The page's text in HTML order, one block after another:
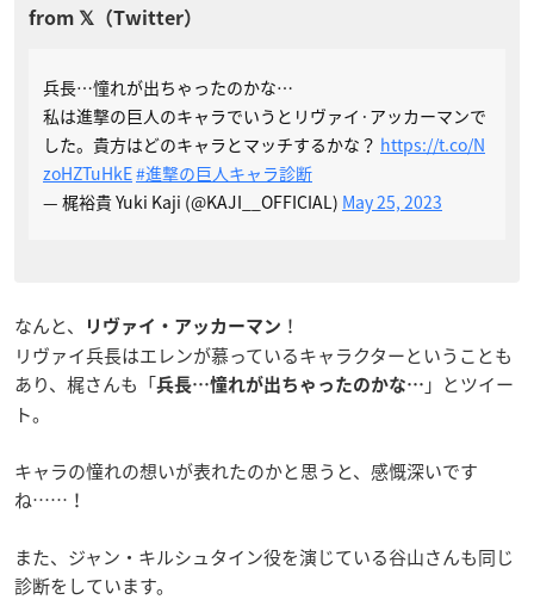
兵長…憧れが出ちゃったのかな…
私は進撃の巨人のキャラでいうとリヴァイ·アッカーマンで
した。貴方はどのキャラとマッチするかな？ https://t.co/N
zoHZTuHkE#進撃の巨人キャラ診断
— 梶裕貴 Yuki Kaji (@KAJI__OFFICIAL) May 25, 2023
なんと、 リヴァイ・アッカーマン ！
リヴァイ兵長はエレンが慕っているキャラクターということも
あり、梶さんも「兵長…憧れが出ちゃったのかな… 」とツイー
ト。
キャラの憧れの想いが表れたのかと思うと、感慨深いです
ね……！
また、ジャン・キルシュタイン役を演じている谷山さんも同じ
診断をしています。